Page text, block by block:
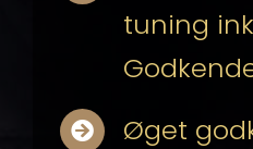
tuning
Øget